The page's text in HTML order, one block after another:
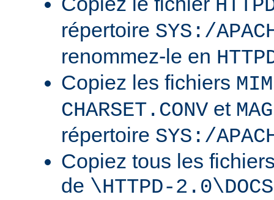
répertoire SYS:/
renommez-le en
Copiez les fichiers
CHARSET.CONV et
répertoire SYS:/
Copiez tous les
de \HTTPD-